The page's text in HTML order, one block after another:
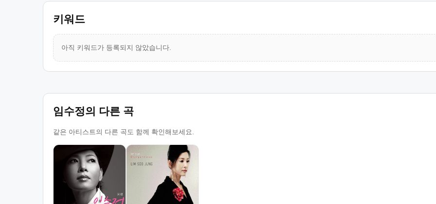
키워드
아직 키워드가 등록되지 않았습니다.
임수정의 다른 곡
같은 아티스트의 다른 곡도 함께 확인해보세요.